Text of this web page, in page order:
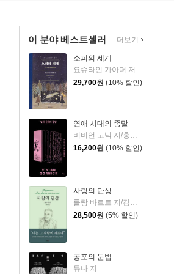
이 분야 베스트셀러
소피의 세계
요슈타인 가아더 저/장영은 역
29,700원 (10% 할인)
연애 시대의 종말
16,200원 (10% 할인)
사랑의 단상
28,500원 (5% 할인)
공포의 문법
듀나 저
더보기